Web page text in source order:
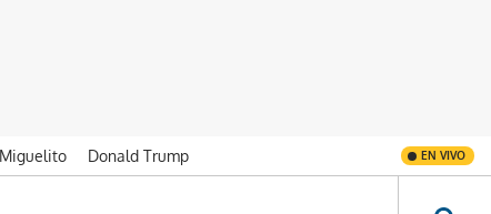
Donald Trump EN VIVO